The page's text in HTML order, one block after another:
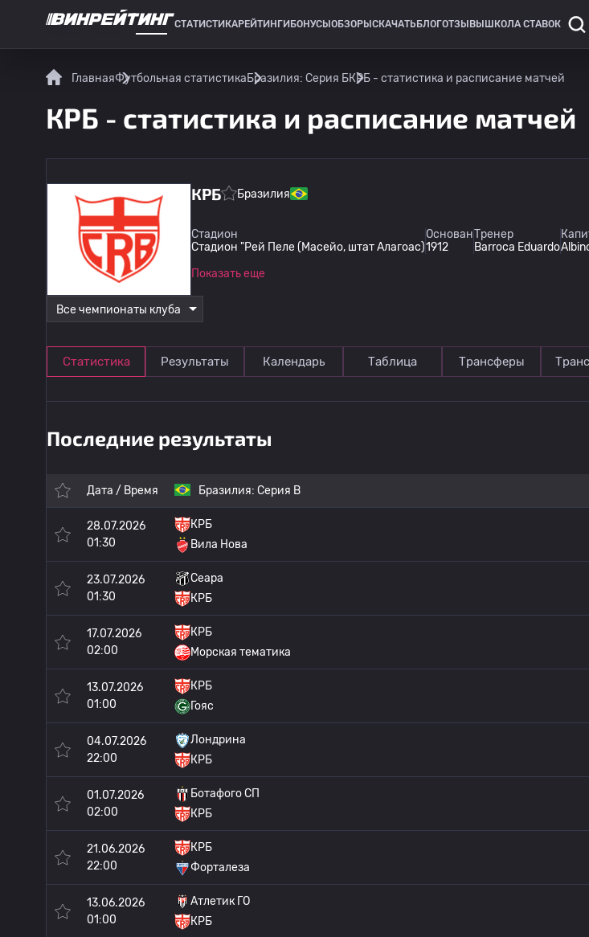
СТАТИСТИКАРЕЙТИНГИ БОНУСЫ ОБЗОРЫ СКАЧАТЬ БЛОГОТЗЫВЫ ШКОЛА СТАВОК
ГлавнаяФутбольная статистикаБразилия: Серия БКРБ - статистика и расписание матчей
КРБ - статистика и расписание матчей
КРБ Бразилия
Стадион
Стадион "Рей Пеле (Масейо, штат Алагоас)
Основан
1912
Тренер
Barroca Eduardo
Показать еще
Все чемпионаты клуба
Статистика Результаты Календарь Таблица Трансферы
Последние результаты
Дата / Время Бразилия: Серия B
28.07.2026
01:30
КРБ
Вила Нова
23.07.2026
01:30
Сеара
КРБ
17.07.2026
02:00
КРБ
Морская тематика
13.07.2026
01:00
КРБ
Гояс
04.07.2026
22:00
Лондрина
КРБ
01.07.2026
02:00
Ботафого СП
КРБ
21.06.2026
22:00
КРБ
Форталеза
13.06.2026
01:00
Атлетик ГО
КРБ